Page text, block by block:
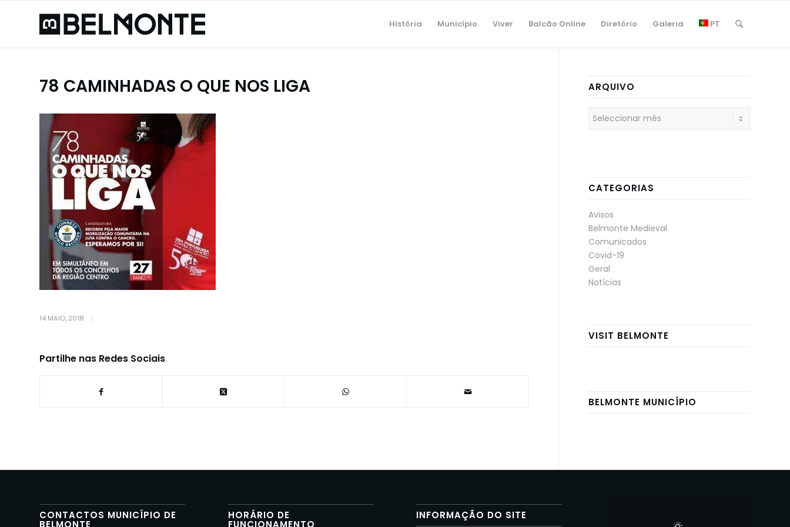
História Município Viver Balcão Online Diretório Galeria PT
78 CAMINHADAS O QUE NOS LIGA
14 MAIO, 2018 /
Partilhe nas Redes Sociais
ARQUIVO
CATEGORIAS
Avisos
Belmonte Medieval
Comunicados
Covid-19
Geral
Notícias
VISIT BELMONTE
BELMONTE MUNICÍPIO
CONTACTOS MUNICÍPIO DE
BELMONTE
HORÁRIO DE
FUNCIONAMENTO
INFORMAÇÃO DO SITE